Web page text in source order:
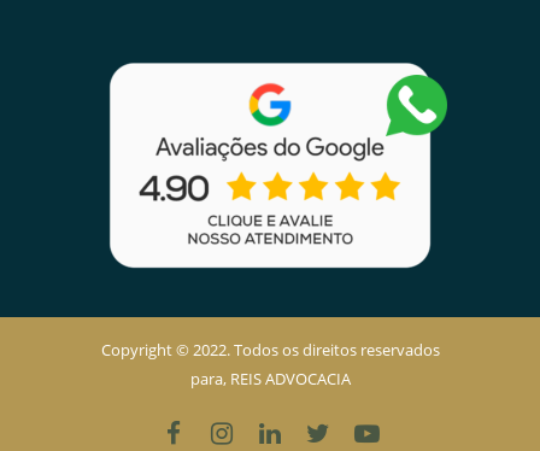
Copyright © 2022. Todos os direitos reservados
para, REIS ADVOCACIA